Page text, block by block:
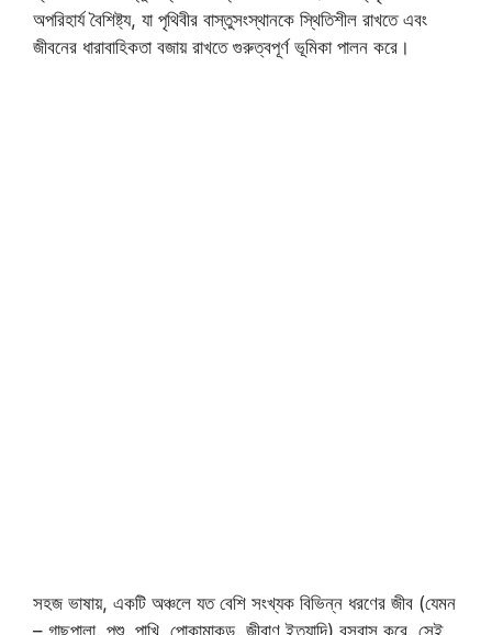
অপরিহার্য বৈশিষ্ট্য, যা পৃথিবীর বাস্তুসংস্থানকে স্থিতিশীল রাখতে এবং
জীবনের ধারাবাহিকতা বজায় রাখতে গুরুত্বপূর্ণ ভূমিকা পালন করে।
সহজ ভাষায়, একটি অঞ্চলে যত বেশি সংখ্যক বিভিন্ন ধরণের জীব (যেমন
– গাছপালা, পশু, পাখি, পোকামাকড়, জীবাণু ইত্যাদি) বসবাস করে, সেই